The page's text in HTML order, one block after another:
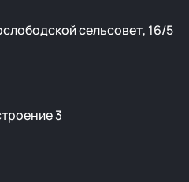
сельсовет, 16/5
3